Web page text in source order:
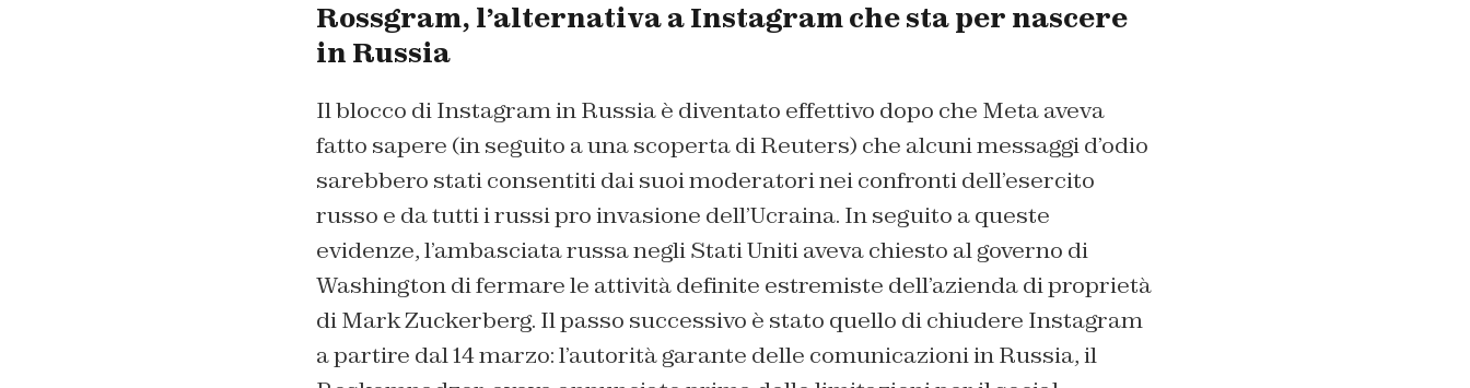
Rossgram, l’alternativa a Instagram che sta per nascere
in Russia
Il blocco di Instagram in Russia è diventato effettivo dopo che Meta aveva
fatto sapere (in seguito a una scoperta di Reuters) che alcuni messaggi d’odio
sarebbero stati consentiti dai suoi moderatori nei confronti dell’esercito
russo e da tutti i russi pro invasione dell’Ucraina. In seguito a queste
evidenze, l’ambasciata russa negli Stati Uniti aveva chiesto al governo di
Washington di fermare le attività definite estremiste dell’azienda di proprietà
di Mark Zuckerberg. Il passo successivo è stato quello di chiudere Instagram
a partire dal 14 marzo: l’autorità garante delle comunicazioni in Russia, il